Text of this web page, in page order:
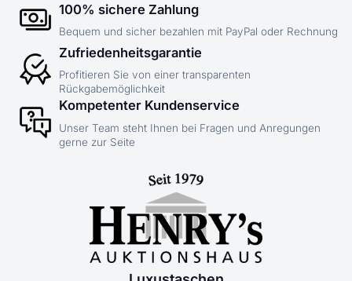
100% sichere Zahlung
Bequem und sicher bezahlen mit PayPal oder Rechnung
Zufriedenheitsgarantie
Profitieren Sie von einer transparenten
Rückgabemöglichkeit
Kompetenter Kundenservice
Unser Team steht Ihnen bei Fragen und Anregungen
gerne zur Seite